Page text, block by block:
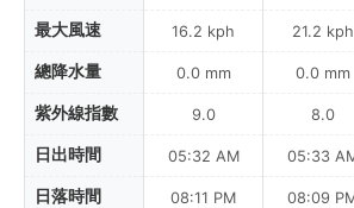
最大風速
總降水量
紫外線指數
日出時間
日落時間
16.2 kph
0.0 mm
9.0
05:32 AM
08:11 PM
21.2 kph
0.0 mm
8.0
05:33
08:09